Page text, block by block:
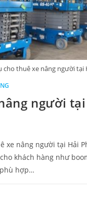
cho thuê xe nâng người tại
người
xe nâng người tại Hải
khách hàng như
hợp…